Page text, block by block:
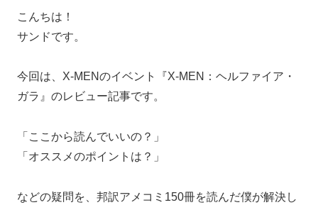
こんちは！
サンドです。
今回は、X-MENのイベント『X-MEN：ヘルファイア・
ガラ』のレビュー記事です。
「ここから読んでいいの？」
「オススメのポイントは？」
などの疑問を、邦訳アメコミ150冊を読んだ僕が解決し